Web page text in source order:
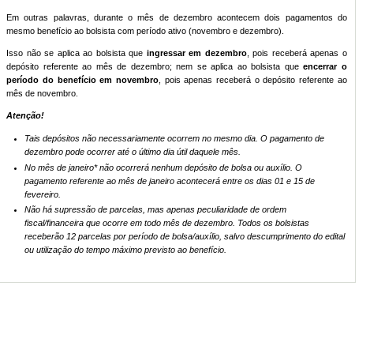
Em outras palavras, durante o mês de dezembro acontecem dois pagamentos do
mesmo benefício ao bolsista com período ativo (novembro e dezembro).
Isso não se aplica ao bolsista que ingressar em dezembro, pois receberá apenas o
depósito referente ao mês de dezembro; nem se aplica ao bolsista queencerrar o
período do benefício em novembro, pois apenas receberá o depósito referente ao
mês de novembro.
Atenção!
Tais depósitos não necessariamente ocorrem no mesmo dia. O pagamento de
dezembro pode ocorrer até o último dia útil daquele mês.
No mês de janeiro* não ocorrerá nenhum depósito de bolsa ou auxílio. O
pagamento referente ao mês de janeiro acontecerá entre os dias 01 e 15 de
fevereiro.
Não há supressão de parcelas, mas apenas peculiaridade de ordem
fiscal/financeira que ocorre em todo mês de dezembro. Todos os bolsistas
receberão 12 parcelas por período de bolsa/auxílio, salvo descumprimento do edital
ou utilização do tempo máximo previsto ao benefício.